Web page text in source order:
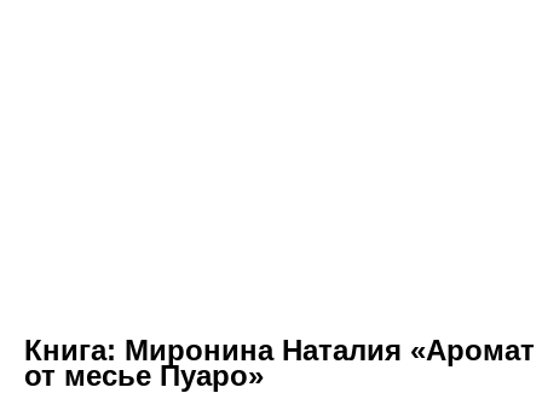
Книга: Миронина Наталия «Аромат
от месье Пуаро»